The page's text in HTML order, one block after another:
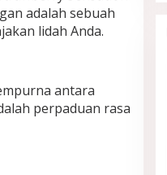
adalah sebuah
lidah Anda.
antara
perpaduan rasa